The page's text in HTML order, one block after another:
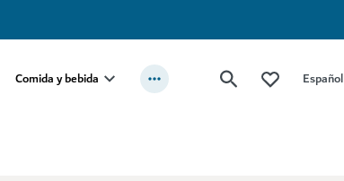
Comida y bebida Español